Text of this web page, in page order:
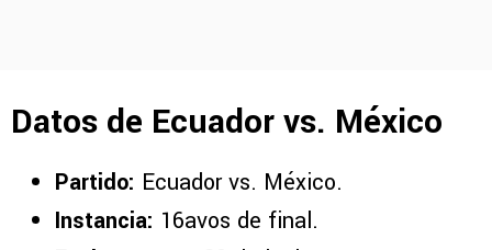
Datos de Ecuador vs. México
Partido: Ecuador vs. México.
Instancia: 16avos de final.